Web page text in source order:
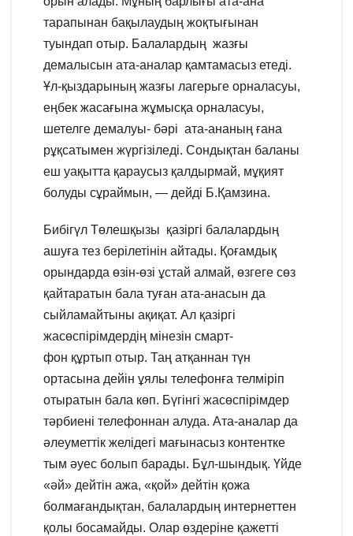
тарапынан бақылаудың жоқтығынан
туындап отыр. Балалардың жазғы
демалысын ата-аналар қамтамасыз етеді.
Ұл-қыздарының жазғы лагерьге орналасуы,
еңбек жасағына жұмысқа орналасуы,
шетелге демалуы- бәрі ата-ананың ғана
рұқсатымен жүргізіледі. Сондықтан баланы
еш уақытта қараусыз қалдырмай, мұқият
болуды сұраймын, — дейді Б.Қамзина.
Бибігүл Төлешқызы қазіргі балалардың
ашуға тез берілетінін айтады. Қоғамдық
орындарда өзін-өзі ұстай алмай, өзгеге сөз
қайтаратын бала туған ата-анасын да
сыйламайтыны ақиқат. Ал қазіргі
жасөспірімдердің мінезін смарт-
фон құртып отыр. Таң атқаннан түн
ортасына дейін ұялы телефонға телміріп
отыратын бала көп. Бүгінгі жасөспірімдер
тәрбиені телефоннан алуда. Ата-аналар да
әлеуметтік желідегі мағынасыз контентке
тым әуес болып барады. Бұл-шындық. Үйде
«әй» дейтін ажа, «қой» дейтін қожа
болмағандықтан, балалардың интернеттен
қолы босамайды. Олар өздеріне қажетті